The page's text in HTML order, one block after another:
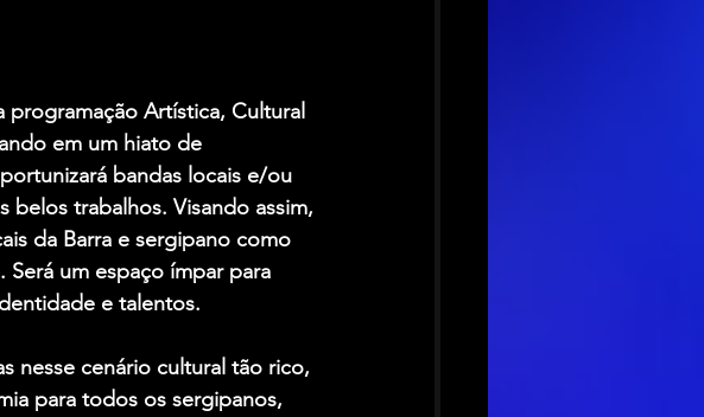
programação Artística, Cultural
em um hiato de
bandas locais e/ou
trabalhos. Visando assim,
da Barra e sergipano como
um espaço ímpar para
e talentos.
nesse cenário cultural tão rico,
para todos os sergipanos,